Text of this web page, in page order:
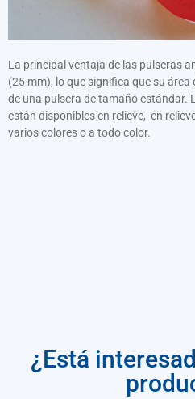
Široký náramek (25 mm)
Segmentované náramky
La principal ventaja de las pulseras
(25 mm), lo que significa que su área
de una pulsera de tamaño estándar.
están disponibles en relieve, en
varios colores o a todo color.
¿Está